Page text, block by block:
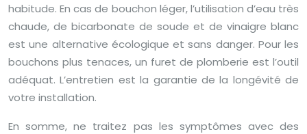
habitude. En cas de bouchon léger, l’utilisation d’eau très
chaude, de bicarbonate de soude et de vinaigre blanc
est une alternative écologique et sans danger. Pour les
bouchons plus tenaces, un furet de plomberie est l’outil
adéquat. L’entretien est la garantie de la longévité de
votre installation.
En somme, ne traitez pas les symptômes avec des